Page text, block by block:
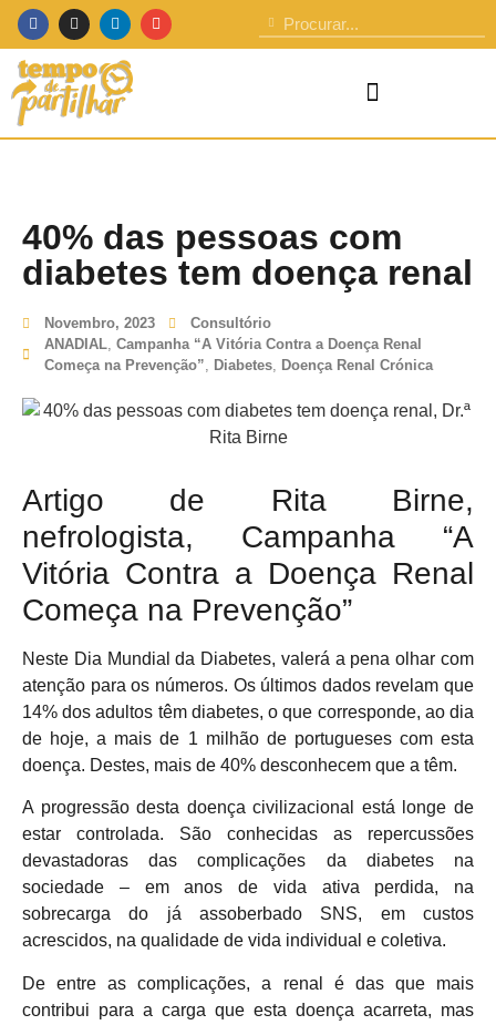
40% das pessoas com
diabetes tem doença renal
Novembro, 2023
Consultório
ANADIAL, Campanha “A Vitória Contra a Doença Renal
Começa na Prevenção”, Diabetes, Doença Renal Crónica
Artigo de Rita Birne,
nefrologista, Campanha “A
Vitória Contra a Doença Renal
Começa na Prevenção”
Neste Dia Mundial da Diabetes, valerá a pena olhar com
atenção para os números. Os últimos dados revelam que
14% dos adultos têm diabetes, o que corresponde, ao dia
de hoje, a mais de 1 milhão de portugueses com esta
doença. Destes, mais de 40% desconhecem que a têm.
A progressão desta doença civilizacional está longe de
estar controlada. São conhecidas as repercussões
devastadoras das complicações da diabetes na
sociedade – em anos de vida ativa perdida, na
sobrecarga do já assoberbado SNS, em custos
acrescidos, na qualidade de vida individual e coletiva.
De entre as complicações, a renal é das que mais
contribui para a carga que esta doença acarreta, mas